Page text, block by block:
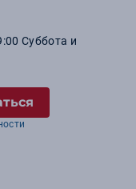
Суббота и